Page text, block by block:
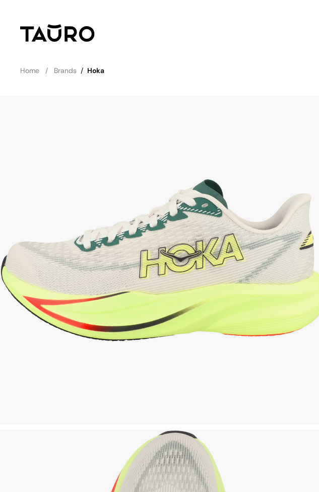
Home Brands / Hoka